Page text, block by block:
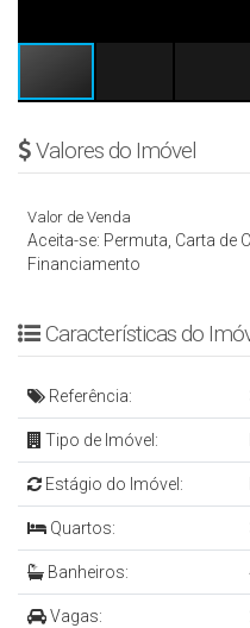
Valores do Imóvel
Valor de Venda
Aceita-se: Permuta, Carta de
Financiamento
Características do
Referência:
Tipo de Imóvel:
Estágio do Imóvel:
Quartos:
Banheiros:
Vagas: